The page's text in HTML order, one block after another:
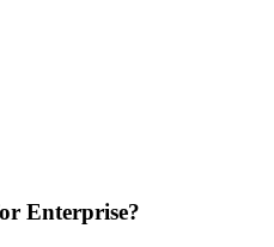
Enterprise?